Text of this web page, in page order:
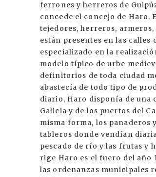
ferrones y herreros de
concede el concejo de Haro.
tejedores, herreros,
están presentes en las
especializado en la
modelo típico de urbe
definitorios de toda ciudad
abastecía de todo tipo de
diario, Haro disponía de una
Galicia y de los puertos del
misma forma, los panaderos
tableros donde vendían
pescado de río y las frutas y
rige Haro es el fuero del año
las ordenanzas municipales